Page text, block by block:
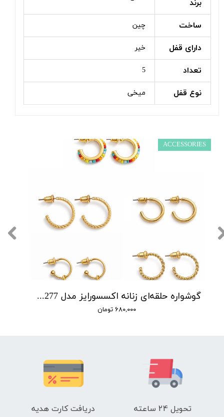
برند
ساخت چین
دارای قفل خیر
تعداد 5
نوع قفل میخی
گوشواره حلقه‌ای زنانه اکسسورایز مدل P00277 مجموعه 5 عددی
۶۸۰,۰۰۰ تومان
ACCESSORIES
تحویل 24 ساعته دریافت کارت هدیه